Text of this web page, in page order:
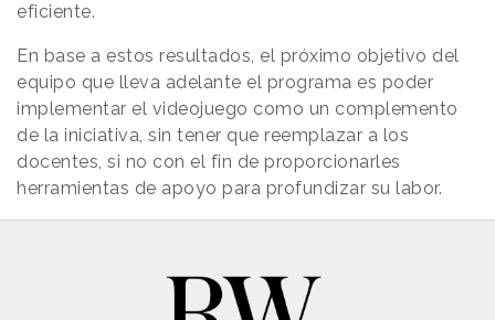
eficiente.
En base a estos resultados, el próximo objetivo del
equipo que lleva adelante el programa es poder
implementar el videojuego como un complemento
de la iniciativa, sin tener que reemplazar a los
docentes, si no con el fin de proporcionarles
herramientas de apoyo para profundizar su labor.